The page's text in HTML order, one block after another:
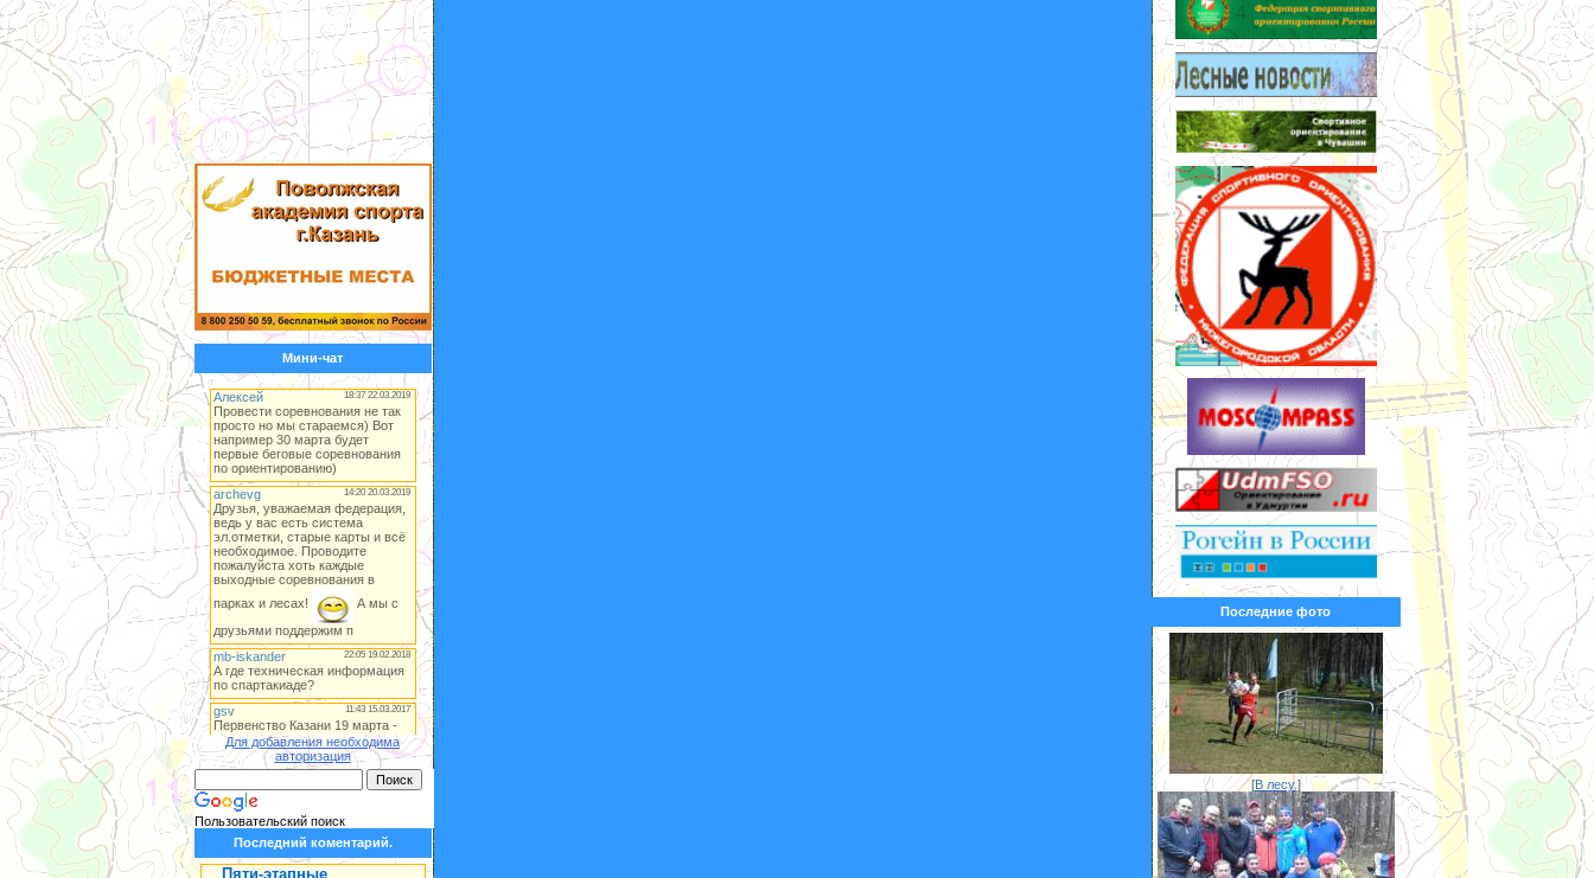
Мини-чат
Для добавления необходима
авторизация
Пользовательский поиск
Последний коментарий.
Пяти-этапные
Последние фото
[В лесу.]